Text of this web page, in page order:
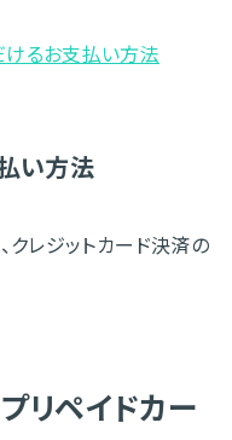
るお支払い方法
い方法
クレジットカード決済の
リペイドカー